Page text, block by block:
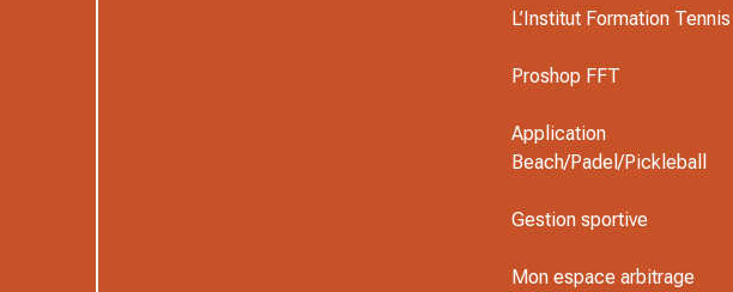
L’Institut Formation Tennis
Proshop FFT
Application
Beach/Padel/Pickleball
Gestion sportive
Mon espace arbitrage